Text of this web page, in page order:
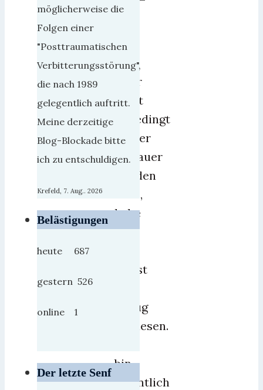
man
im
Alter
nicht
unbedingt
immer
schlauer
werden
muß,
habe
ich
selbst
genug
bewiesen.
bin
eigentlich
möglicherweise die
Folgen einer
"Posttraumatischen
Verbitterungsstörung",
die nach 1989
gelegentlich auftritt.
Meine derzeitige
Blog-Blockade bitte
ich zu entschuldigen.
Krefeld, 7. Aug.. 2026
Belästigungen
heute 687
gestern 526
online 1
Der letzte Senf